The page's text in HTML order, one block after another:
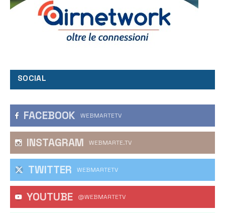
SOCIAL
FACEBOOK WEBMARTETV
INSTAGRAM WEBMARTE.TV
TWITTER WEBMARTETV
YOUTUBE @WEBMARTETV